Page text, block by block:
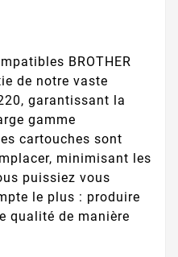
BROTHER
de notre vaste
garantissant la
gamme
cartouches sont
minimisant les
puissiez vous
le plus : produire
qualité de manière